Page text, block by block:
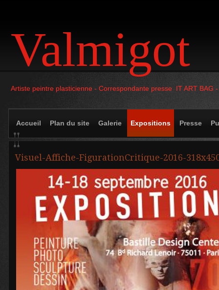
Valmigot
Artiste peintre plasticienne - Correspondante presse IT ART BAG
Accueil Plan du site Galerie Expositions Presse
Visuel-Affiche-FigurationCritique-2016-